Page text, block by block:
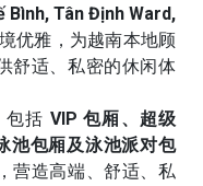
Bình, Tân Định Ward,
优雅，为越南本地顾
舒适、私密的休闲体
包括 VIP 包厢、超级
池包厢及泳池派对包
营造高端、舒适、私